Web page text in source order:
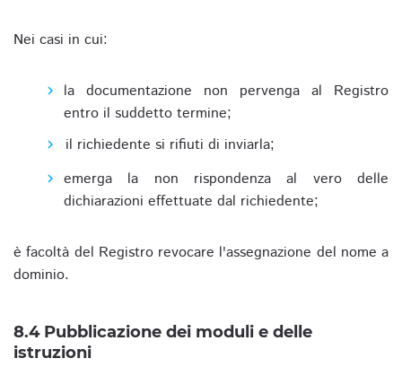
Nei casi in cui:
la documentazione non pervenga al Registro
entro il suddetto termine;
il richiedente si rifiuti di inviarla;
emerga la non rispondenza al vero delle
dichiarazioni effettuate dal richiedente;
è facoltà del Registro revocare l'assegnazione del nome a
dominio.
8.4 Pubblicazione dei moduli e delle
istruzioni